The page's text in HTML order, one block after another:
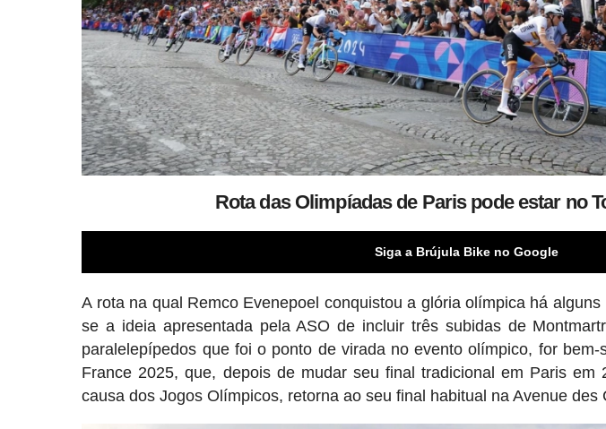
Rota das Olimpíadas de Paris pode estar no
Siga a Brújula Bike no Google
A rota na qual Remco Evenepoel conquistou a glória olímpica há
se a ideia apresentada pela ASO de incluir três subidas de
paralelepípedos que foi o ponto de virada no evento olímpico, for bem-
France 2025, que, depois de mudar seu final tradicional em Paris em
causa dos Jogos Olímpicos, retorna ao seu final habitual na Avenue des